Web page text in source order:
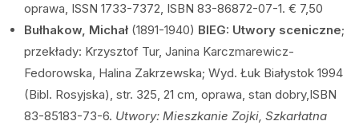
oprawa, ISSN 1733-7372, ISBN 83-86872-07-1. € 7,50
Bułhakow, Michał (1891-1940) BIEG: Utwory sceniczne;
przekłady: Krzysztof Tur, Janina Karczmarewicz-
Fedorowska, Halina Zakrzewska; Wyd. Łuk Białystok 1994
(Bibl. Rosyjska), str. 325, 21 cm, oprawa, stan dobry,ISBN
83-85183-73-6. Utwory: Mieszkanie Zojki, Szkarłatna